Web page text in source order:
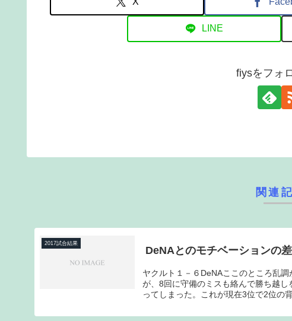
LINE
fiysをフォ
関連
2017試合結果
DeNAとのモチベーションの
ヤクルト１－６DeNAここのところ乱
が、8回に守備のミスも絡んで勝ち越
ってしまった。これが現在3位で2位の